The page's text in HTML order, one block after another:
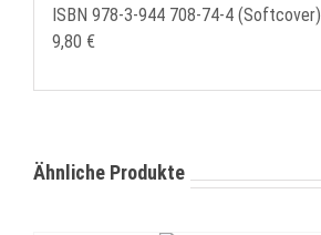
ISBN 978-3-944 708-74-4 (Softcover)
9,80 €
Ähnliche Produkte